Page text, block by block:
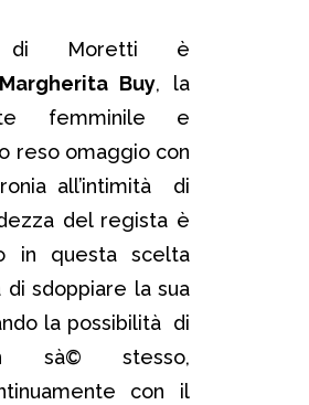
di Moretti è
Margherita Buy, la
femminile e
reso omaggio con
all’intimità di
del regista è
in questa scelta
di sdoppiare la sua
la possibilità di
sà© stesso,
con il